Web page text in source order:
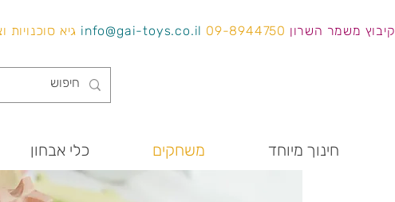
קיבוץ משמר השרון 09-8944750
info@gai-toys.co.il גיא סוכנויות
חינוך מיוחד משחקים כלי אבחון